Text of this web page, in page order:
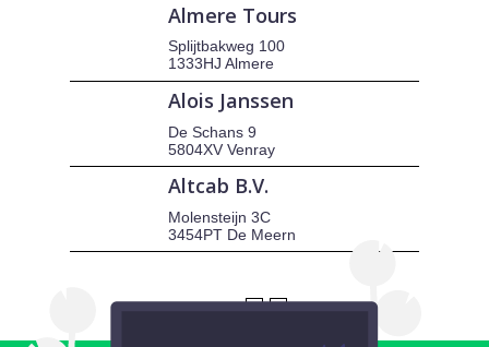
Almere Tours
Splijtbakweg 100
1333HJ Almere
Alois Janssen
De Schans 9
5804XV Venray
Altcab B.V.
Molensteijn 3C
3454PT De Meern